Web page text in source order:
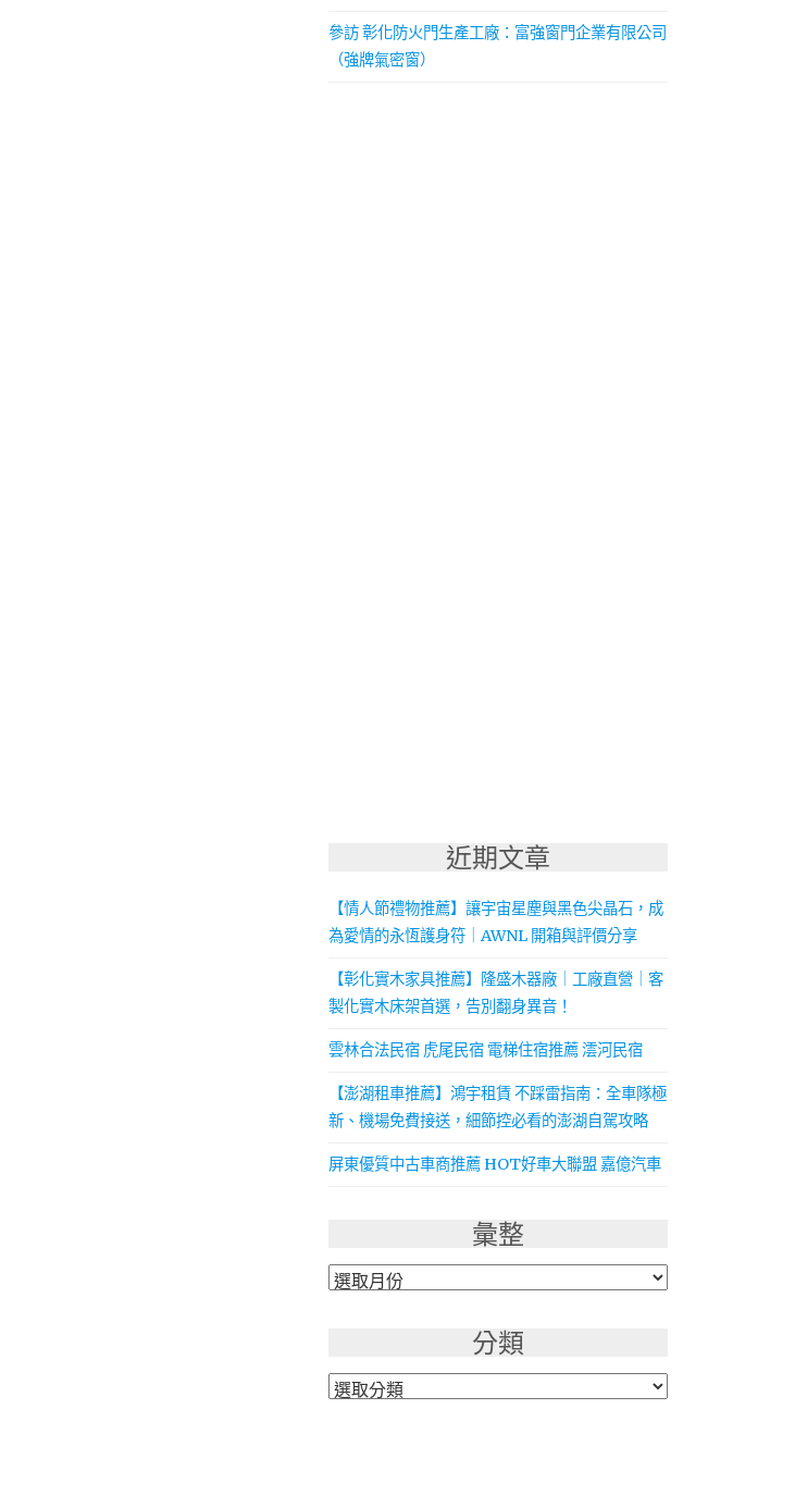
參訪 彰化防火門生產工廠：富強窗門企業有限公司
（強牌氣密窗）
近期文章
【情人節禮物推薦】讓宇宙星塵與黑色尖晶石，成
為愛情的永恆護身符｜AWNL 開箱與評價分享
【彰化實木家具推薦】隆盛木器廠｜工廠直營｜客
製化實木床架首選，告別翻身異音！
雲林合法民宿 虎尾民宿 電梯住宿推薦 澐河民宿
【澎湖租車推薦】鴻宇租賃 不踩雷指南：全車隊極
新、機場免費接送，細節控必看的澎湖自駕攻略
屏東優質中古車商推薦 HOT好車大聯盟 嘉億汽車
彙整
彙
分類
分